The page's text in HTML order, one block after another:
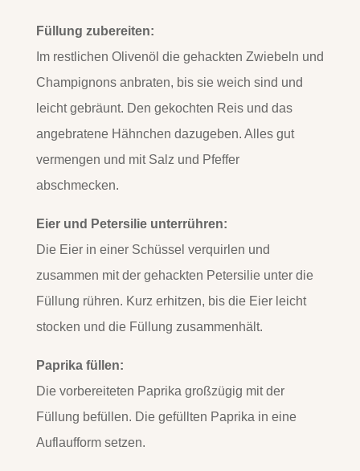
Füllung zubereiten:
Im restlichen Olivenöl die gehackten Zwiebeln und
Champignons anbraten, bis sie weich sind und
leicht gebräunt. Den gekochten Reis und das
angebratene Hähnchen dazugeben. Alles gut
vermengen und mit Salz und Pfeffer
abschmecken.
Eier und Petersilie unterrühren:
Die Eier in einer Schüssel verquirlen und
zusammen mit der gehackten Petersilie unter die
Füllung rühren. Kurz erhitzen, bis die Eier leicht
stocken und die Füllung zusammenhält.
Paprika füllen:
Die vorbereiteten Paprika großzügig mit der
Füllung befüllen. Die gefüllten Paprika in eine
Auflaufform setzen.